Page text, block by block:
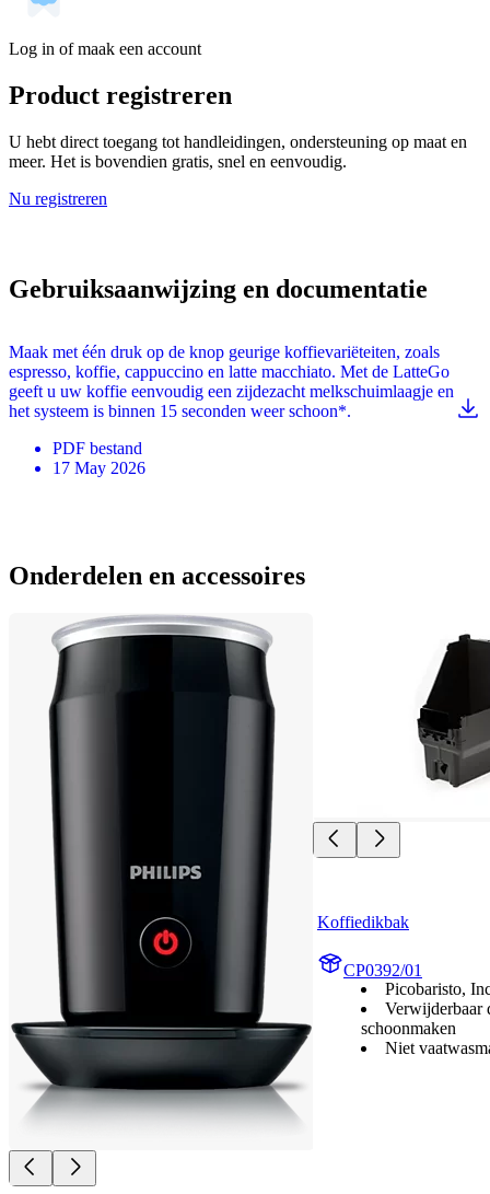
Log in of maak een account
Product registreren
U hebt direct toegang tot handleidingen, ondersteuning op maat en
meer. Het is bovendien gratis, snel en eenvoudig.
Nu registreren
Gebruiksaanwijzing en documentatie
Maak met één druk op de knop geurige koffievariëteiten, zoals
espresso, koffie, cappuccino en latte macchiato. Met de LatteGo
geeft u uw koffie eenvoudig een zijdezacht melkschuimlaagje en
het systeem is binnen 15 seconden weer schoon*.
PDF bestand
17 May 2026
Onderdelen en accessoires
Koffiedikbak
CP0392/01
Picobaristo,
Verwijderbaar
schoonmaken
Niet